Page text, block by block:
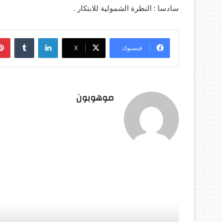
سادسا : النظرة الشمولية للابتكار .
فيسبوك ‫X
لينكدإن
موهوبون